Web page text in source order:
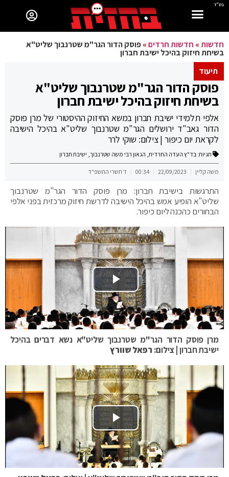
בס"ד
חדשות» חדשות חרדים»פוסק הדור הגר"מ שטרנבוך שליט"א
בשיחת חיזוק בהיכל ישיבת חברון
תיעוד
פוסק הדור הגר"מ שטרנבוך שליט"א
בשיחת חיזוק בהיכל ישיבת חברון
אלפי תלמידי ישיבת חברון במשא החיזוק ההיסטורי של מרן פוסק
הדור גאב"ד ירושלים הגר"מ שטרנבוך שליט"א בהיכל הישיבה
לקראת יום כיפור | צילום: שוקי לרר
תגיות: בד"ץ העדה החרדית, הגאון רבי משה שטרנבוך, ישיבת חברון
משה קליין 22/09/2023
00:34 ז' תשרי התשפ"ד
התרגשות בישיבת חברון: מרן פוסק הדור הגר"מ שטרנבוך
שליט"א הופיע אמש בהיכל הישיבה לדרשת חיזוק מרכזית בפני אלפי
הבחורים כהכנה ליום כיפור.
Play Video
מרן פוסק הדור הגר"מ שטרנבוך שליט"א נשא דברים בהיכל
ישיבת חברון | צילום: רפאל שוורץ
Play Video